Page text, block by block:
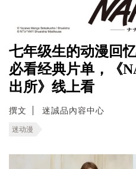
七年级生的动漫回
必看经典片单，《
出所》线上看
撰文 迷誠品內容中心
迷动漫